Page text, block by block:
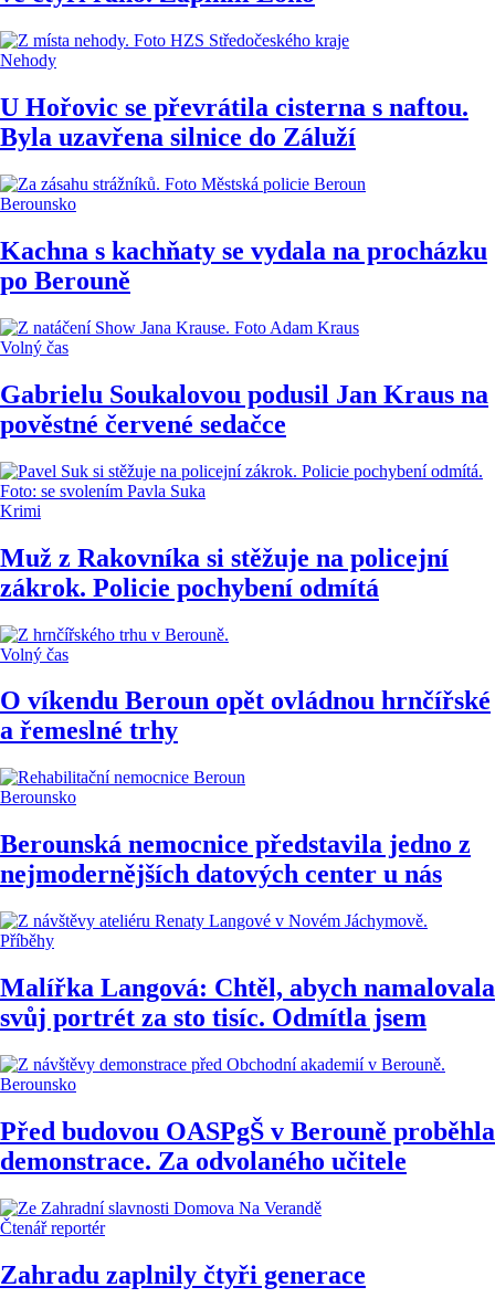
Nehody
U Hořovic se převrátila cisterna s naftou.
Byla uzavřena silnice do Záluží
Berounsko
Kachna s kachňaty se vydala na procházku
po Berouně
Volný čas
Gabrielu Soukalovou podusil Jan Kraus na
pověstné červené sedačce
Krimi
Muž z Rakovníka si stěžuje na policejní
zákrok. Policie pochybení odmítá
Volný čas
O víkendu Beroun opět ovládnou hrnčířské
a řemeslné trhy
Berounsko
Berounská nemocnice představila jedno z
nejmodernějších datových center u nás
Příběhy
Malířka Langová: Chtěl, abych namalovala
svůj portrét za sto tisíc. Odmítla jsem
Berounsko
Před budovou OASPgŠ v Berouně proběhla
demonstrace. Za odvolaného učitele
Čtenář reportér
Zahradu zaplnily čtyři generace